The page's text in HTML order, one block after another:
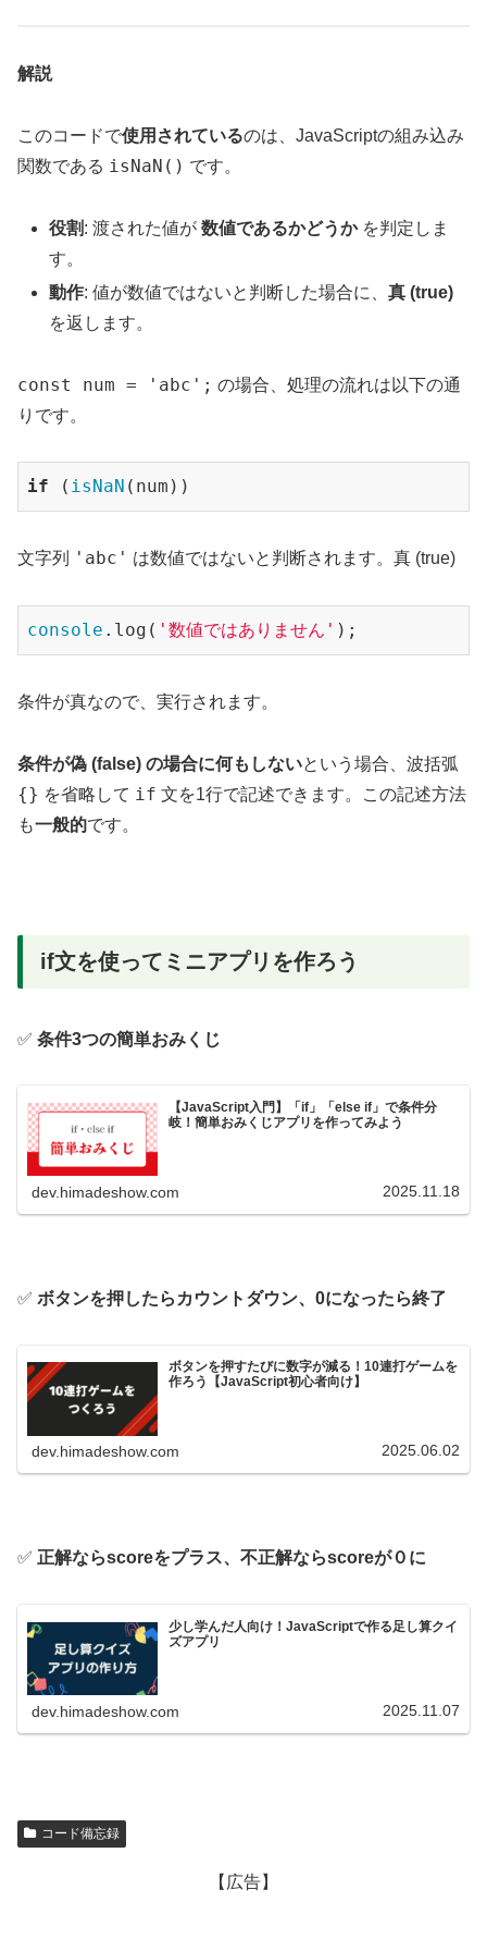
解説
このコードで使用されているのは、JavaScriptの組み込み
関数である isNaN() です。
役割: 渡された値が数値であるかどうかを判定しま
す。
動作: 値が数値ではないと判断した場合に、真 (true)
を返します。
const num = 'abc'; の場合、処理の流れは以下の通
りです。
if ( isNaN (num))
文字列 'abc' は数値ではないと判断されます。真 (true)
console .log( '数値ではありません' );
条件が真なので、実行されます。
条件が偽 (false) の場合に何もしないという場合、波括弧
{} を省略して if 文を1行で記述できます。この記述方法
も一般的です。
if文を使ってミニアプリを作ろう
✅ 条件3つの簡単おみくじ
【JavaScript入門】「if」「else if」で条件分
岐！簡単おみくじアプリを作ってみよう
dev.himadeshow.com 2025.11.18
✅ ボタンを押したらカウントダウン、0になったら終了
ボタンを押すたびに数字が減る！10連打ゲームを
作ろう【JavaScript初心者向け】
dev.himadeshow.com 2025.06.02
✅ 正解ならscoreをプラス、不正解ならscoreが０に
少し学んだ人向け！JavaScriptで作る足し算クイ
ズアプリ
dev.himadeshow.com 2025.11.07
コード備忘録
【広告】